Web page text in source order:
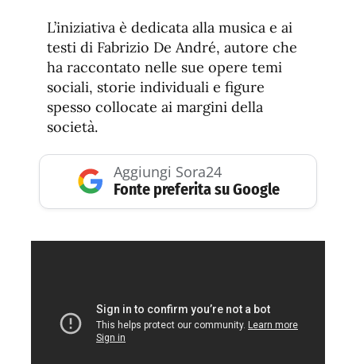
L’iniziativa è dedicata alla musica e ai
testi di Fabrizio De André, autore che
ha raccontato nelle sue opere temi
sociali, storie individuali e figure
spesso collocate ai margini della
società.
Aggiungi Sora24
Fonte preferita su Google